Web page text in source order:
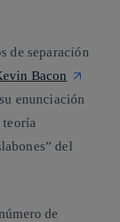
de separación
Bacon
enunciación
teoría
del
de